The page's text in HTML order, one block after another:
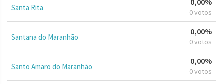
Santa Rita 0 votos
Santana do Maranhão
0,00%
0 votos
Santo Amaro do Maranhão
0,00%
0 votos